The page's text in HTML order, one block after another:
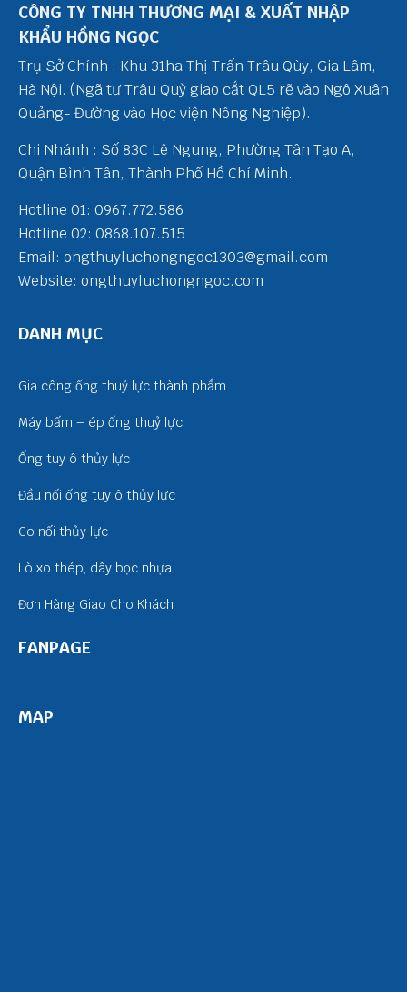
CÔNG TY TNHH THƯƠNG MẠI & XUẤT NHẬP
KHẨU HỒNG NGỌC
Trụ Sở Chính : Khu 31ha Thị Trấn Trâu Qùy, Gia Lâm,
Hà Nội. (Ngã tư Trâu Quỳ giao cắt QL5 rẽ vào Ngô Xuân
Quảng- Đường vào Học viện Nông Nghiệp).
Chi Nhánh : Số 83C Lê Ngung, Phường Tân Tạo A,
Quận Bình Tân, Thành Phố Hồ Chí Minh.
Hotline 01: 0967.772.586
Hotline 02: 0868.107.515
Email: ongthuyluchongngoc1303@gmail.com
Website: ongthuyluchongngoc.com
DANH MỤC
Gia công ống thuỷ lực thành phẩm
Máy bấm – ép ống thuỷ lực
Ống tuy ô thủy lực
Đầu nối ống tuy ô thủy lực
Co nối thủy lực
Lò xo thép, dây bọc nhựa
Đơn Hàng Giao Cho Khách
FANPAGE
MAP